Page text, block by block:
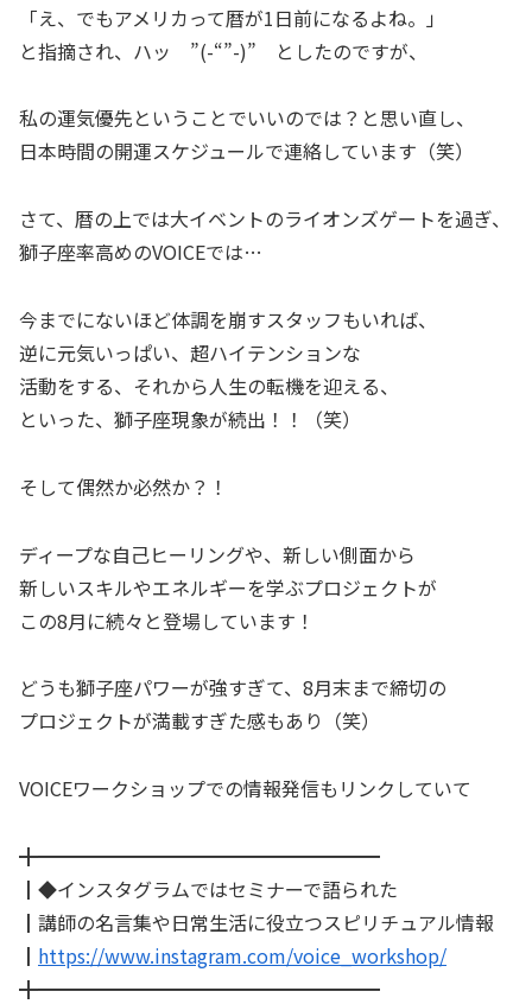
「え、でもアメリカって暦が1日前になるよね。」
と指摘され、ハッ ”(-“”-)” としたのですが、
私の運気優先ということでいいのでは？と思い直し、
日本時間の開運スケジュールで連絡しています（笑）
さて、暦の上では大イベントのライオンズゲートを過ぎ、
獅子座率高めのVOICEでは…
今までにないほど体調を崩すスタッフもいれば、
逆に元気いっぱい、超ハイテンションな
活動をする、それから人生の転機を迎える、
といった、獅子座現象が続出！！（笑）
そして偶然か必然か？！
ディープな自己ヒーリングや、新しい側面から
新しいスキルやエネルギーを学ぶプロジェクトが
この8月に続々と登場しています！
どうも獅子座パワーが強すぎて、8月末まで締切の
プロジェクトが満載すぎた感もあり（笑）
VOICEワークショップでの情報発信もリンクしていて
╋━━━━━━━━━━━━━━━━━━
┃◆インスタグラムではセミナーで語られた
┃講師の名言集や日常生活に役立つスピリチュアル情報
┃ https://www.instagram.com/voice_workshop/
╋━━━━━━━━━━━━━━━━━━